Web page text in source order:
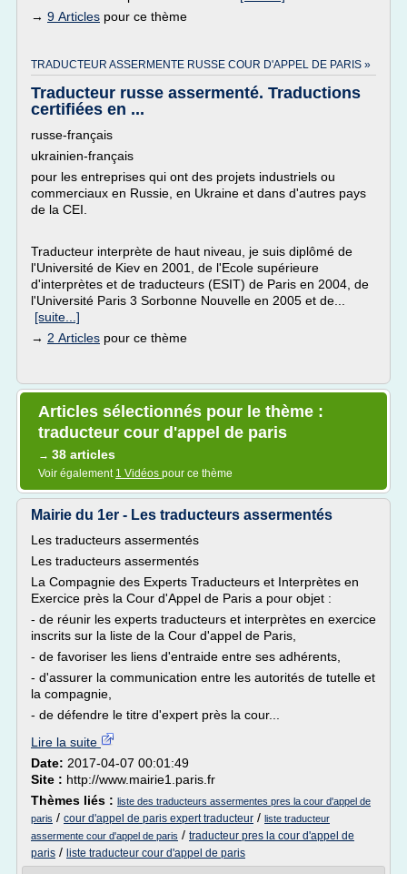
→ 9 Articles pour ce thème
TRADUCTEUR ASSERMENTE RUSSE COUR D'APPEL DE PARIS »
Traducteur russe assermenté. Traductions
certifiées en ...
russe-français
ukrainien-français
pour les entreprises qui ont des projets industriels ou
commerciaux en Russie, en Ukraine et dans d'autres pays
de la CEI.
Traducteur interprète de haut niveau, je suis diplômé de
l'Université de Kiev en 2001, de l'Ecole supérieure
d'interprètes et de traducteurs (ESIT) de Paris en 2004, de
l'Université Paris 3 Sorbonne Nouvelle en 2005 et de...
[suite...]
→ 2 Articles pour ce thème
Articles sélectionnés pour le thème :
traducteur cour d'appel de paris
→ 38 articles
Voir également 1 Vidéos pour ce thème
Mairie du 1er - Les traducteurs assermentés
Les traducteurs assermentés
Les traducteurs assermentés
La Compagnie des Experts Traducteurs et Interprètes en
Exercice près la Cour d'Appel de Paris a pour objet :
- de réunir les experts traducteurs et interprètes en exercice
inscrits sur la liste de la Cour d'appel de Paris,
- de favoriser les liens d'entraide entre ses adhérents,
- d'assurer la communication entre les autorités de tutelle et
la compagnie,
- de défendre le titre d'expert près la cour...
Lire la suite
Date: 2017-04-07 00:01:49
Site : http://www.mairie1.paris.fr
Thèmes liés : liste des traducteurs assermentes pres la cour d'appel de
paris / cour d'appel de paris expert traducteur / liste traducteur
assermente cour d'appel de paris / traducteur pres la cour d'appel de
paris / liste traducteur cour d'appel de paris